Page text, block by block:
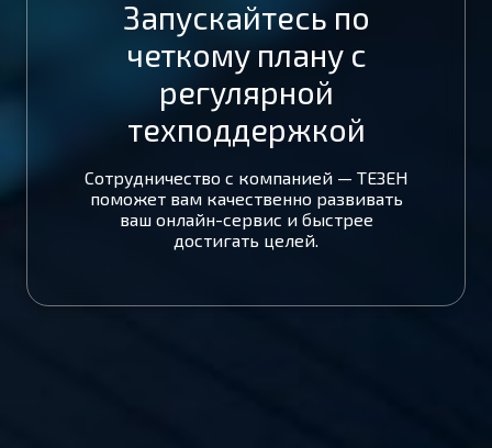
Запускайтесь по
четкому плану с
регулярной
техподдержкой
Сотрудничество с компанией — ТЕЗЕН
поможет вам качественно развивать
ваш онлайн-сервис и быстрее
достигать целей.